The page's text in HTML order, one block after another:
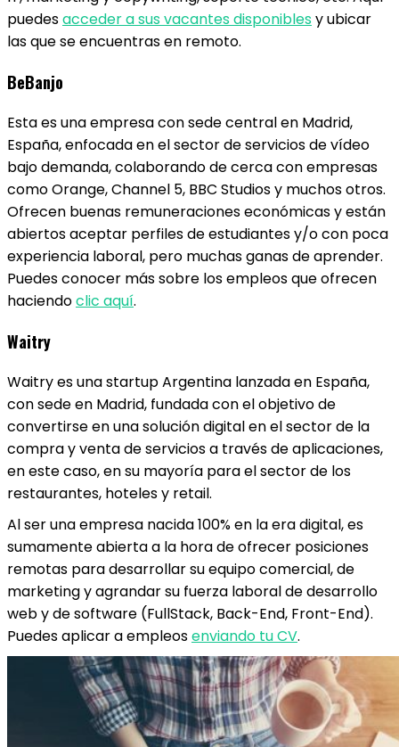
puedesacceder a sus vacantes disponiblesy ubicar
las que se encuentras en remoto.
BeBanjo
Esta es una empresa con sede central en Madrid,
España, enfocada en el sector de servicios de vídeo
bajo demanda, colaborando de cerca con empresas
como Orange, Channel 5, BBC Studios y muchos otros.
Ofrecen buenas remuneraciones económicas y están
abiertos aceptar perfiles de estudiantes y/o con poca
experiencia laboral, pero muchas ganas de aprender.
Puedes conocer más sobre los empleos que ofrecen
haciendoclic aquí.
Waitry
Waitry es una startup Argentina lanzada en España,
con sede en Madrid, fundada con el objetivo de
convertirse en una solución digital en el sector de la
compra y venta de servicios a través de aplicaciones,
en este caso, en su mayoría para el sector de los
restaurantes, hoteles y retail.
Al ser una empresa nacida 100% en la era digital, es
sumamente abierta a la hora de ofrecer posiciones
remotas para desarrollar su equipo comercial, de
marketing y agrandar su fuerza laboral de desarrollo
web y de software (FullStack, Back-End, Front-End).
Puedes aplicar a empleosenviando tu CV.